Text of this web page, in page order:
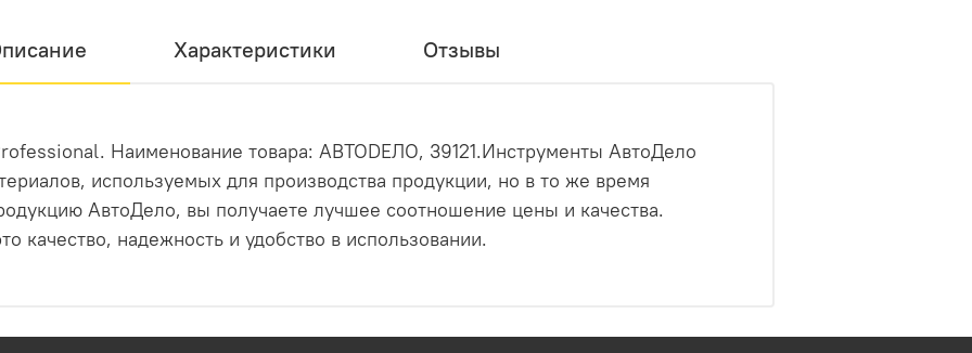
Характеристики Отзывы
Наименование товара: АВТОDЕЛО, 39121.Инструменты АвтоДело
используемых для производства продукции, но в то же время
АвтоДело, вы получаете лучшее соотношение цены и качества.
качество, надежность и удобство в использовании.